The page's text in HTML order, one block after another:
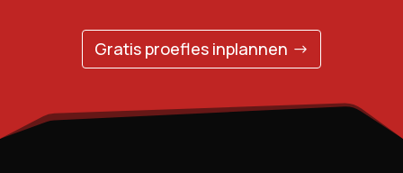
Gratis proefles inplannen